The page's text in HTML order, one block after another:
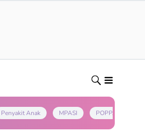
Penyakit Anak MPASI POPPAPA